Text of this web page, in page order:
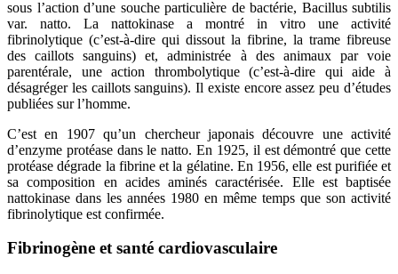
sous l’action d’une souche particulière de bactérie, Bacillus subtilis
var. natto. La nattokinase a montré in vitro une activité
fibrinolytique (c’est-à-dire qui dissout la fibrine, la trame fibreuse
des caillots sanguins) et, administrée à des animaux par voie
parentérale, une action thrombolytique (c’est-à-dire qui aide à
désagréger les caillots sanguins). Il existe encore assez peu d’études
publiées sur l’homme.
C’est en 1907 qu’un chercheur japonais découvre une activité
d’enzyme protéase dans le natto. En 1925, il est démontré que cette
protéase dégrade la fibrine et la gélatine. En 1956, elle est purifiée et
sa composition en acides aminés caractérisée. Elle est baptisée
nattokinase dans les années 1980 en même temps que son activité
fibrinolytique est confirmée.
Fibrinogène et santé cardiovasculaire